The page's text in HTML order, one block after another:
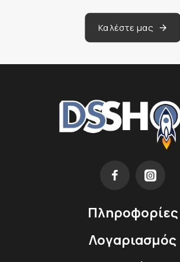
Καλέστε μας
Πληροφορίες
Λογαριασμός